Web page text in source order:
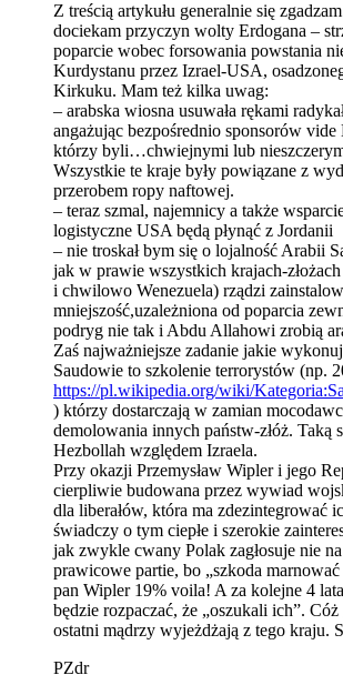
Z treścią artykułu generalnie się
dociekam przyczyn wolty Erdogana –
poparcie wobec forsowania powstania
Kurdystanu przez Izrael-USA,
Kirkuku. Mam też kilka uwag:
– arabska wiosna usuwała rękami
angażując bezpośrednio sponsorów
którzy byli…chwiejnymi lub
Wszystkie te kraje były powiązane z
przerobem ropy naftowej.
– teraz szmal, najemnicy a także
logistyczne USA będą płynąć z Jordanii
– nie troskał bym się o lojalność Arabii
jak w prawie wszystkich krajach-
i chwilowo Wenezuela) rządzi
mniejszość,uzależniona od poparcia
podryg nie tak i Abdu Allahowi zrobią
Zaś najważniejsze zadanie jakie
Saudowie to szkolenie terrorystów (np.
https://pl.wikipedia.org/wiki/
) którzy dostarczają w zamian
demolowania innych państw-złóż. Taką
Hezbollah względem Izraela.
Przy okazji Przemysław Wipler i jego
cierpliwie budowana przez wywiad
dla liberałów, która ma zdezintegrować
świadczy o tym ciepłe i szerokie
jak zwykle cwany Polak zagłosuje nie
prawicowe partie, bo „szkoda marnować
pan Wipler 19% voila! A za kolejne 4
będzie rozpaczać, że „oszukali ich”. Cóż
ostatni mądrzy wyjeżdżają z tego kraju.
PZdr